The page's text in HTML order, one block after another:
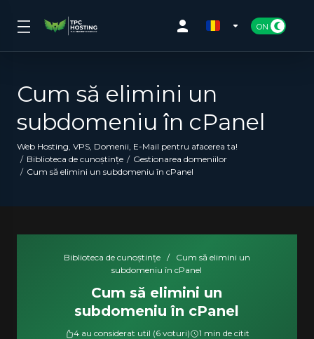
Cum să elimini un
subdomeniu în cPanel
Web Hosting, VPS, Domenii, E-Mail pentru afacerea ta!
Biblioteca de cunoștințe
Gestionarea domeniilor
Cum să elimini un subdomeniu în cPanel
Biblioteca de cunoștințe /
Cum să elimini un
subdomeniu în cPanel
Cum să elimini un
subdomeniu în cPanel
4 au considerat util (6 voturi) 1 min de citit